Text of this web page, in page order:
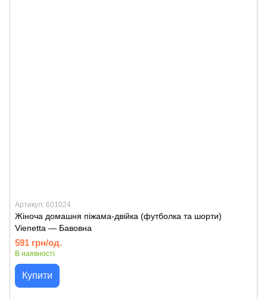
Артикул: 601024
Жіноча домашня піжама-двійка (футболка та шорти)
Vienetta — Бавовна
591 грн/од.
В наявності
Купити